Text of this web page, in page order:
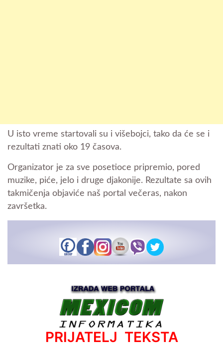
U isto vreme startovali su i višebojci, tako da će se i
rezultati znati oko 19 časova.
Organizator je za sve posetioce pripremio, pored
muzike, piće, jelo i druge djakonije. Rezultate sa ovih
takmičenja objaviće naš portal večeras, nakon
završetka.
PRIJATELJ TEKSTA